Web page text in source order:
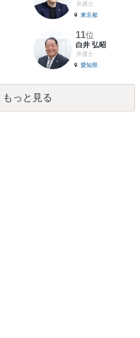
弁護士
東京都
11位
白井 弘昭
弁護士
愛知県
もっと見る